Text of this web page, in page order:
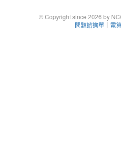
© Copyright since 2026 by
問題諮詢單 ｜ 電